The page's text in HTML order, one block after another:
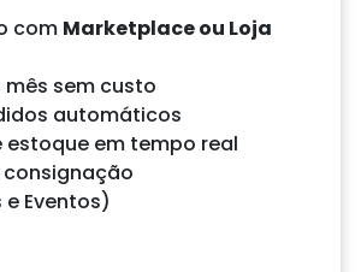
com Marketplace ou Loja
sem custo
automáticos
estoque em tempo real
e Eventos)